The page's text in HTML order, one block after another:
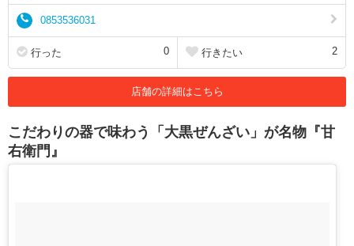
0853536031
行った 0 行きたい 2
店舗の詳細はこちら
こだわりの器で味わう「大黒ぜんざい」が名物『甘
右衛門』